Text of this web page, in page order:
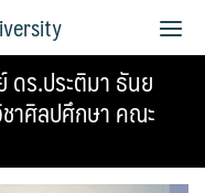
ดร.ประติมา ธันย
าศิลปศึกษา คณะ